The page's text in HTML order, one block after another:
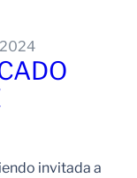
invitada a